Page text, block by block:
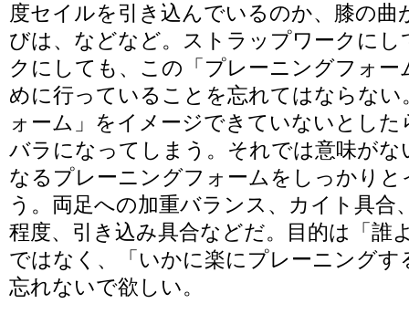
度セイルを引き込んでいるのか、膝の曲
びは、などなど。ストラップワークにし
クにしても、この「プレーニングフォー
めに行っていることを忘れてはならない
ォーム」をイメージできていないとし
バラになってしまう。それでは意味がな
なるプレーニングフォームをしっかり
う。両足への加重バランス、カイト具合
程度、引き込み具合などだ。目的は「誰
ではなく、「いかに楽にプレーニング
忘れないで欲しい。